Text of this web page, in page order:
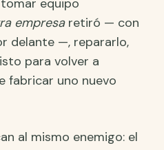
equipo
empresaretiró — con
delante —, repararlo,
para volver a
fabricar uno nuevo
al mismo enemigo: el